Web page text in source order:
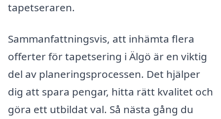
tapetseraren.
Sammanfattningsvis, att inhämta flera
offerter för tapetsering i Älgö är en viktig
del av planeringsprocessen. Det hjälper
dig att spara pengar, hitta rätt kvalitet och
göra ett utbildat val. Så nästa gång du